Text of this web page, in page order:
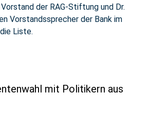
der RAG-Stiftung und Dr.
Vorstandssprecher der Bank im
Liste.
mit Politikern aus